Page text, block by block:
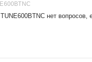
нет вопросов,